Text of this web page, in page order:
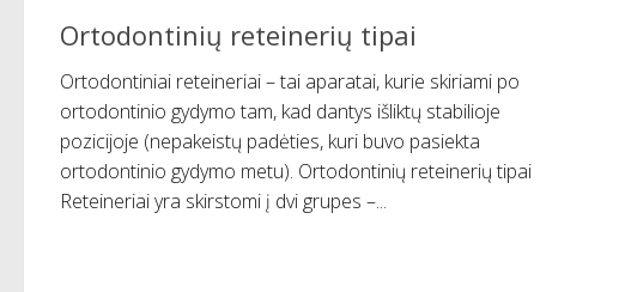
Ortodontinių reteinerių tipai
Ortodontiniai reteineriai – tai aparatai, kurie skiriami po
ortodontinio gydymo tam, kad dantys išliktų stabilioje
pozicijoje (nepakeistų padėties, kuri buvo pasiekta
ortodontinio gydymo metu). Ortodontinių reteinerių tipai
Reteineriai yra skirstomi į dvi grupes –...